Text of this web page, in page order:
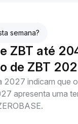
semana?
ZBT até
de ZBT
2027 indicam que
apresenta uma